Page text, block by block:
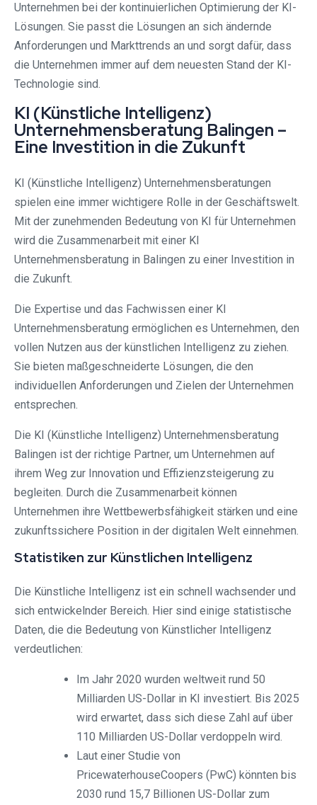
Unternehmen bei der kontinuierlichen Optimierung der KI-
Lösungen. Sie passt die Lösungen an sich ändernde
Anforderungen und Markttrends an und sorgt dafür, dass
die Unternehmen immer auf dem neuesten Stand der KI-
Technologie sind.
KI (Künstliche Intelligenz)
Unternehmensberatung Balingen –
Eine Investition in die Zukunft
KI (Künstliche Intelligenz) Unternehmensberatungen
spielen eine immer wichtigere Rolle in der Geschäftswelt.
Mit der zunehmenden Bedeutung von KI für Unternehmen
wird die Zusammenarbeit mit einer KI
Unternehmensberatung in Balingen zu einer Investition in
die Zukunft.
Die Expertise und das Fachwissen einer KI
Unternehmensberatung ermöglichen es Unternehmen, den
vollen Nutzen aus der künstlichen Intelligenz zu ziehen.
Sie bieten maßgeschneiderte Lösungen, die den
individuellen Anforderungen und Zielen der Unternehmen
entsprechen.
Die KI (Künstliche Intelligenz) Unternehmensberatung
Balingen ist der richtige Partner, um Unternehmen auf
ihrem Weg zur Innovation und Effizienzsteigerung zu
begleiten. Durch die Zusammenarbeit können
Unternehmen ihre Wettbewerbsfähigkeit stärken und eine
zukunftssichere Position in der digitalen Welt einnehmen.
Statistiken zur Künstlichen Intelligenz
Die Künstliche Intelligenz ist ein schnell wachsender und
sich entwickelnder Bereich. Hier sind einige statistische
Daten, die die Bedeutung von Künstlicher Intelligenz
verdeutlichen:
Im Jahr 2020 wurden weltweit rund 50
Milliarden US-Dollar in KI investiert. Bis 2025
wird erwartet, dass sich diese Zahl auf über
110 Milliarden US-Dollar verdoppeln wird.
Laut einer Studie von
PricewaterhouseCoopers (PwC) könnten bis
2030 rund 15,7 Billionen US-Dollar zum